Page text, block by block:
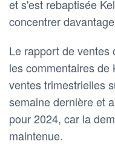
et s'est rebaptisée
concentrer
Le rapport de ventes
les commentaires de
ventes trimestrielles
semaine dernière et
pour 2024, car la
maintenue.